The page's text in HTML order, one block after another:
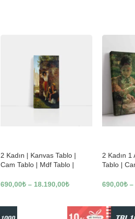
2 Kadın | Kanvas Tablo |
Cam Tablo | Mdf Tablo |
690,00₺ – 18.190,00₺
2 Kadın
Tablo |
690,00₺ –